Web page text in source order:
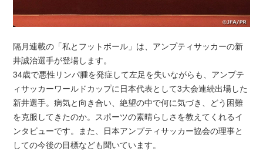
隔月連載の「私とフットボール」は、アンプティサッカーの新
井誠治選手が登場します。
34歳で悪性リンパ腫を発症して左足を失いながらも、アンプテ
ィサッカーワールドカップに日本代表として3大会連続出場した
新井選手。病気と向き合い、絶望の中で何に気づき、どう困難
を克服してきたのか。スポーツの素晴らしさを教えてくれるイ
ンタビューです。また、日本アンプティサッカー協会の理事と
しての今後の目標なども聞いています。